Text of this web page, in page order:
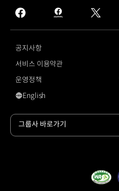
GROUP
facebook
hmg
journal
twitter
공지사항
서비스 이용약관
운영정책
#포니 쿠페
English
그룹사 바로가기